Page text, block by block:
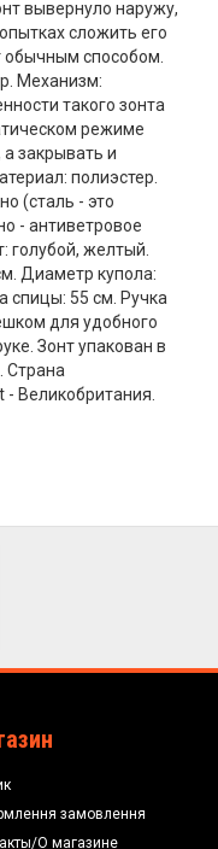
вывернуло наружу,
сложить его
обычным способом.
Механизм:
такого зонта
режиме
закрывать и
полиэстер.
(сталь - это
- антиветровое
голубой, желтый.
Диаметр купола:
спицы: 55 см. Ручка
для удобного
Зонт упакован в
Страна
Великобритания.
замовлення
О магазине